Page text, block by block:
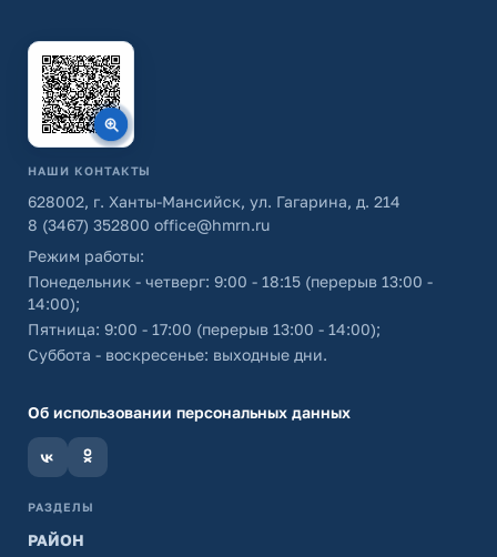
НАШИ КОНТАКТЫ
628002, г. Ханты-Мансийск, ул. Гагарина, д. 214
8 (3467) 352800 office@hmrn.ru
Режим работы:
Понедельник - четверг: 9:00 - 18:15 (перерыв 13:00 -
14:00);
Пятница: 9:00 - 17:00 (перерыв 13:00 - 14:00);
Суббота - воскресенье: выходные дни.
Об использовании персональных данных
РАЗДЕЛЫ
РАЙОН